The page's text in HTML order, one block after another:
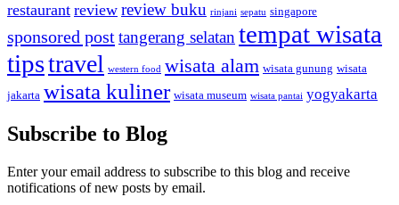
restaurant review review buku rinjani sepatu singapore
sponsored posttangerang selatan tempat wisata
tipstravel western food wisata alam wisata gunung wisata
jakarta wisata kuliner wisata museum wisata pantai yogyakarta
Subscribe to Blog
Enter your email address to subscribe to this blog and receive
notifications of new posts by email.